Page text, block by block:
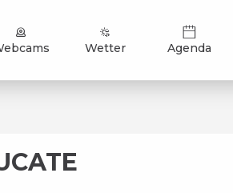
Wetter Agenda